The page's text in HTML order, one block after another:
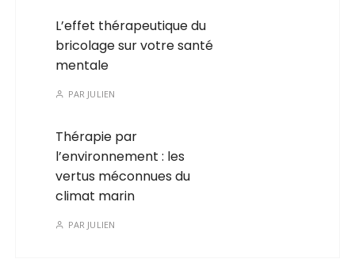
L’effet thérapeutique du
bricolage sur votre santé
mentale
PAR JULIEN
Thérapie par
l’environnement : les
vertus méconnues du
climat marin
PAR JULIEN